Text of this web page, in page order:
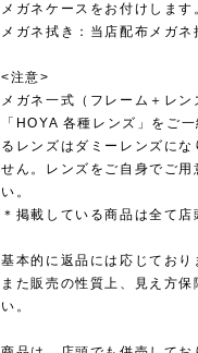
メガネケースをお付けします
メガネ拭き：当店配布メガネ
<注意>
メガネ一式（フレーム＋レ
「HOYA 各種レンズ」をご
るレンズはダミーレンズに
せん。レンズをご自身でご
い。
＊掲載している商品は全て
基本的に返品には応じており
また販売の性質上、見え方
い。